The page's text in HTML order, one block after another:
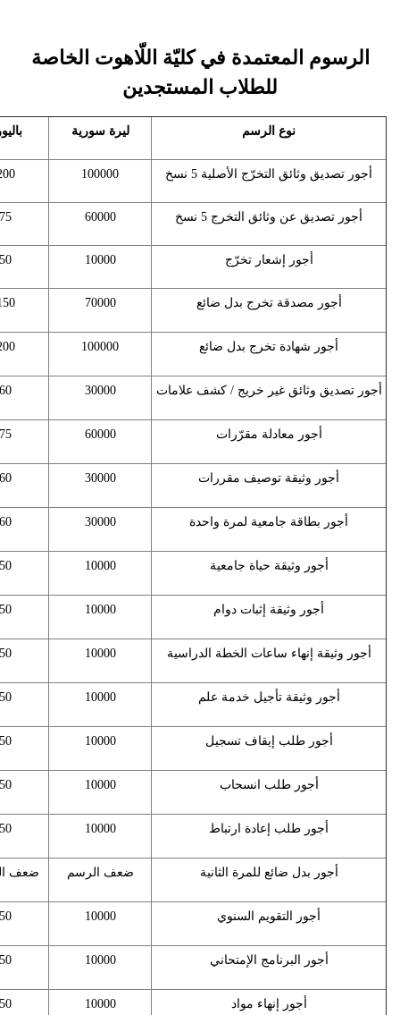
الرسوم المعتمدة في كليّة اللّاهوت الخاصة
للطلاب المستجدين
ليرة سورية نوع الرسم
100000 أجور تصديق وثائق التخرّج الأصلية 5 نسخ
75 60000 أجور تصديق عن وثائق التخرج 5 نسخ
50 10000 أجور إشعار تخرّج
70000 أجور مصدقة تخرج بدل ضائع
100000 أجور شهادة تخرج بدل ضائع
60 30000 أجور تصديق وثائق غير خريج / كشف علامات
75 60000 أجور معادلة مقرّرات
60 30000 أجور وثيقة توصيف مقررات
60 30000 أجور بطاقة جامعية لمرة واحدة
50 10000 أجور وثيقة حياة جامعية
50 10000 أجور وثيقة إثبات دوام
50 10000 أجور وثيقة إنهاء ساعات الخطة الدراسية
50 10000 أجور وثيقة تأجيل خدمة علم
50 10000 أجور طلب إيقاف تسجيل
50 10000 أجور طلب انسحاب
50 10000 أجور طلب إعادة ارتباط
ضعف ضعف الرسم أجور بدل ضائع للمرة الثانية
50 10000 أجور التقويم السنوي
50 10000 أجور البرنامج الإمتحاني
50 10000 أجور إنهاء مواد